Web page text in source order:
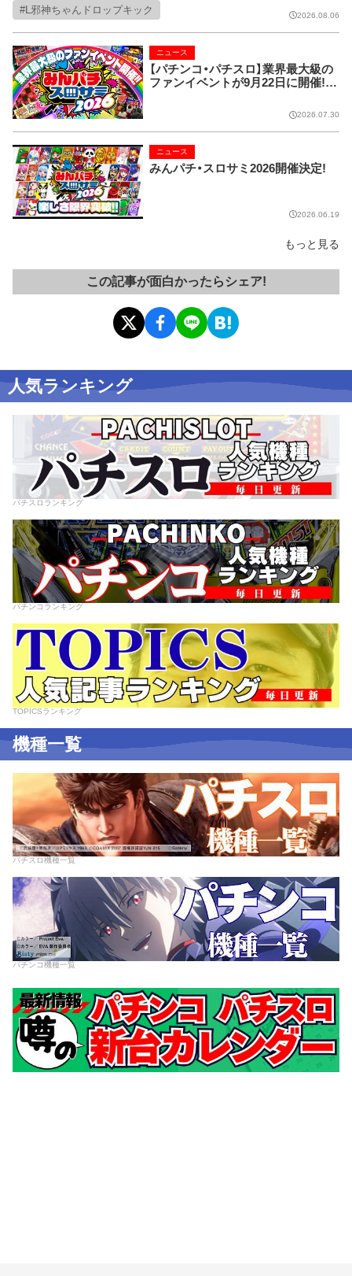
L邪神ちゃんドロップキック 2026.08.06
【パチンコ・パチスロ】業界最大級の
ファンイベントが9月22日に開催!!
ニュース
2026.07.30
みんパチ・スロサミ2026開催決定!
ニュース
2026.06.19
もっと見る
この記事が面白かったらシェア!
人気ランキング
パチスロランキング
パチンコランキング
TOPICSランキング
機種一覧
パチスロ機種一覧
パチンコ機種一覧